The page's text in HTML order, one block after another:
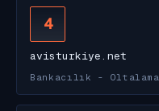
4
avisturkiye.net
Bankacılık - Oltalama